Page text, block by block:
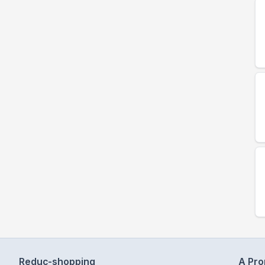
Reduc-shopping A